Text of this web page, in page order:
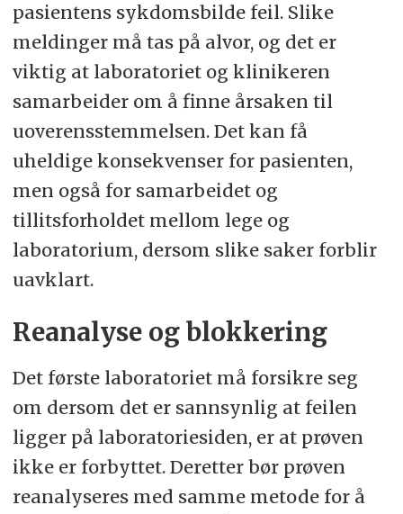
pasientens sykdomsbilde feil. Slike
meldinger må tas på alvor, og det er
viktig at laboratoriet og klinikeren
samarbeider om å finne årsaken til
uoverensstemmelsen. Det kan få
uheldige konsekvenser for pasienten,
men også for samarbeidet og
tillitsforholdet mellom lege og
laboratorium, dersom slike saker forblir
uavklart.
Reanalyse og blokkering
Det første laboratoriet må forsikre seg
om dersom det er sannsynlig at feilen
ligger på laboratoriesiden, er at prøven
ikke er forbyttet. Deretter bør prøven
reanalyseres med samme metode for å